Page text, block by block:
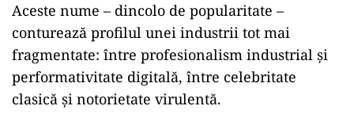
Aceste nume – dincolo de popularitate –
conturează profilul unei industrii tot mai
fragmentate: între profesionalism industrial și
performativitate digitală, între celebritate
clasică și notorietate virulentă.